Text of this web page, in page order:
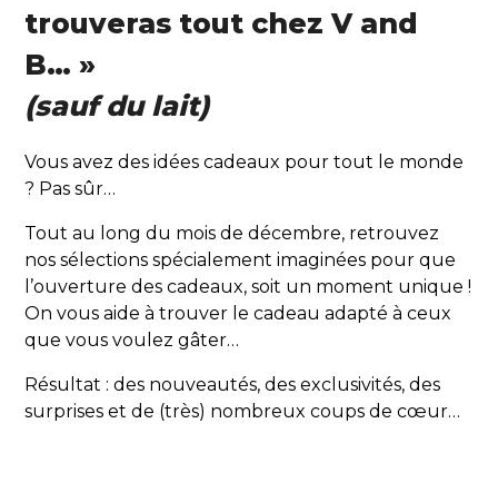
trouveras tout chez V and
B… »
(sauf du lait)
Vous avez des idées cadeaux pour tout le monde
? Pas sûr…
Tout au long du mois de décembre, retrouvez
nos sélections spécialement imaginées pour que
l’ouverture des cadeaux, soit un moment unique !
On vous aide à trouver le cadeau adapté à ceux
que vous voulez gâter…
Résultat : des nouveautés, des exclusivités, des
surprises et de (très) nombreux coups de cœur…